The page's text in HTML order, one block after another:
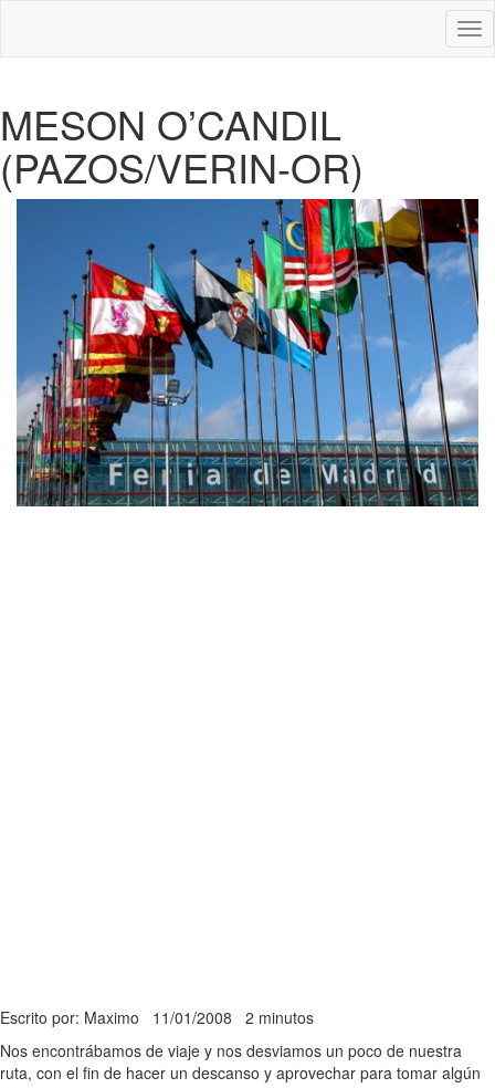
MESON O’CANDIL
(PAZOS/VERIN-OR)
Escrito por: Maximo 11/01/2008 2 minutos
Nos encontrábamos de viaje y nos desviamos un poco de nuestra
ruta, con el fin de hacer un descanso y aprovechar para tomar algún